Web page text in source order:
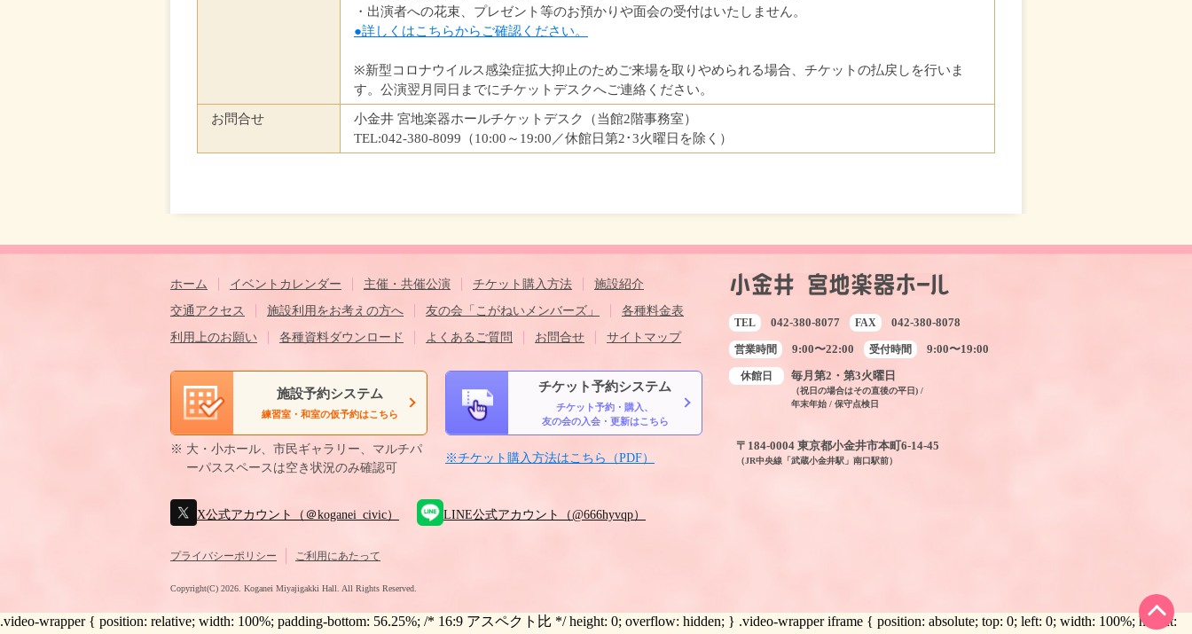
・出演者への花束、プレゼント等のお預かりや面会の受付はいたしません。
●詳しくはこちらからご確認ください。
※新型コロナウイルス感染症拡大抑止のためご来場を取りやめられる場合、チケットの払戻しを行いま
す。公演翌月同日までにチケットデスクへご連絡ください。
お問合せ
小金井 宮地楽器ホールチケットデスク（当館2階事務室）
TEL:042-380-8099（10:00～19:00／休館日第2･3火曜日を除く）
ホーム イベントカレンダー 主催・共催公演 チケット購入方法
施設紹介
交通アクセス
施設利用をお考えの方へ 友の会「こがねいメンバーズ」
各種料金表
利用上のお願い
各種資料ダウンロード よくあるご質問 お問合せ サイトマップ
施設予約システム
練習室・和室の仮予約はこちら
※ 大・小ホール、市民ギャラリー、マルチパ
ーパススペースは空き状況のみ確認可
チケット予約システム
チケット予約・購入、
友の会の入会・更新はこちら
※チケット購入方法はこちら（PDF）
X公式アカウント（＠koganei_civic） LINE公式アカウント（@666hyvqp）
プライバシーポリシー ご利用にあたって
Copyright(C) 2026. Koganei Miyajigakki Hall. All Rights Reserved.
TEL 042-380-8077 FAX 042-380-8078
営業時間 9:00〜22:00 受付時間 9:00〜19:00
休館日 毎月第2・第3火曜日
（祝日の場合はその直後の平日) /
年末年始 / 保守点検日
〒184-0004 東京都小金井市本町6-14-45
（JR中央線「武蔵小金井駅」南口駅前）
.video-wrapper { position: relative; width: 100%; padding-bottom: 56.25%; /* 16:9 アスペクト比 */ height: 0; overflow: hidden; } .video-wrapper iframe { position: absolute; top: 0; left: 0; width: 100%; height: